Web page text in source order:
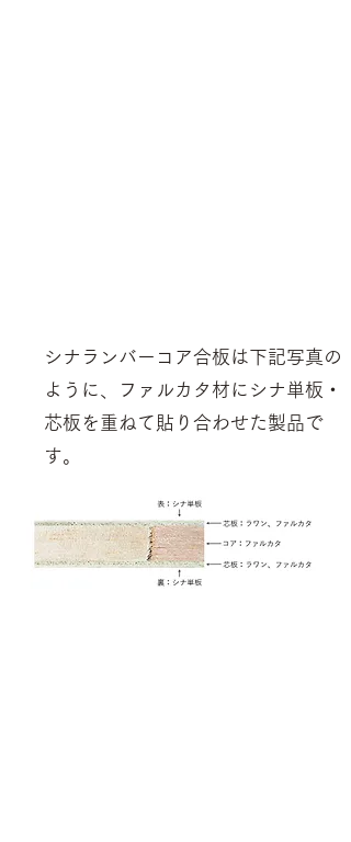
シナランバーコア合板は下記写真の
ように、
ファルカタ材にシナ単板・
芯板を重ねて貼り合わせた製品で
す。